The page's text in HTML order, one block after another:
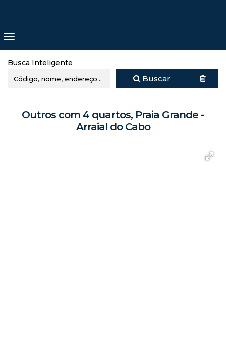
Busca Inteligente
Buscar
Outros com 4 quartos, Praia Grande -
Arraial do Cabo